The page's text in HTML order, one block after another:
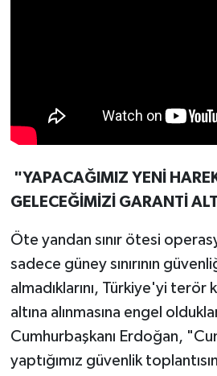
"YAPACAĞIMIZ YENİ
GELECEĞİMİZİ GARANTİ
Öte yandan sınır ötesi
sadece güney sınırının
almadıklarını, Türkiye'yi
altına alınmasına engel
Cumhurbaşkanı Erdoğan,
yaptığımız güvenlik